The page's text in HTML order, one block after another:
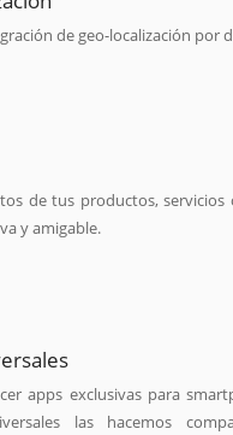
de geo-localización por
de tus productos,
y amigable.
apps exclusivas para
las hacemos